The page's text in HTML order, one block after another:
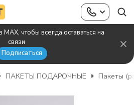
чтобы всегда оставаться на
связи
Подписаться
ПАКЕТЫ ПОДАРОЧНЫЕ Пакеты